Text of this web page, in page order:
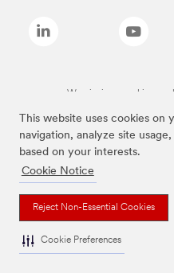
This website uses cookies on
navigation, analyze site
based on your interests.
Cookie Notice
Reject Non-Essential Cookies
Cookie Preferences
Wymienione marki są